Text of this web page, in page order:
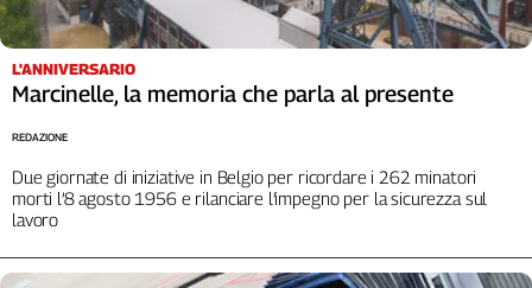
L'ANNIVERSARIO
Marcinelle, la memoria che parla al presente
Due giornate di iniziative in Belgio per ricordare i 262 minatori
morti l’8 agosto 1956 e rilanciare l’impegno per la sicurezza sul
lavoro
REDAZIONE